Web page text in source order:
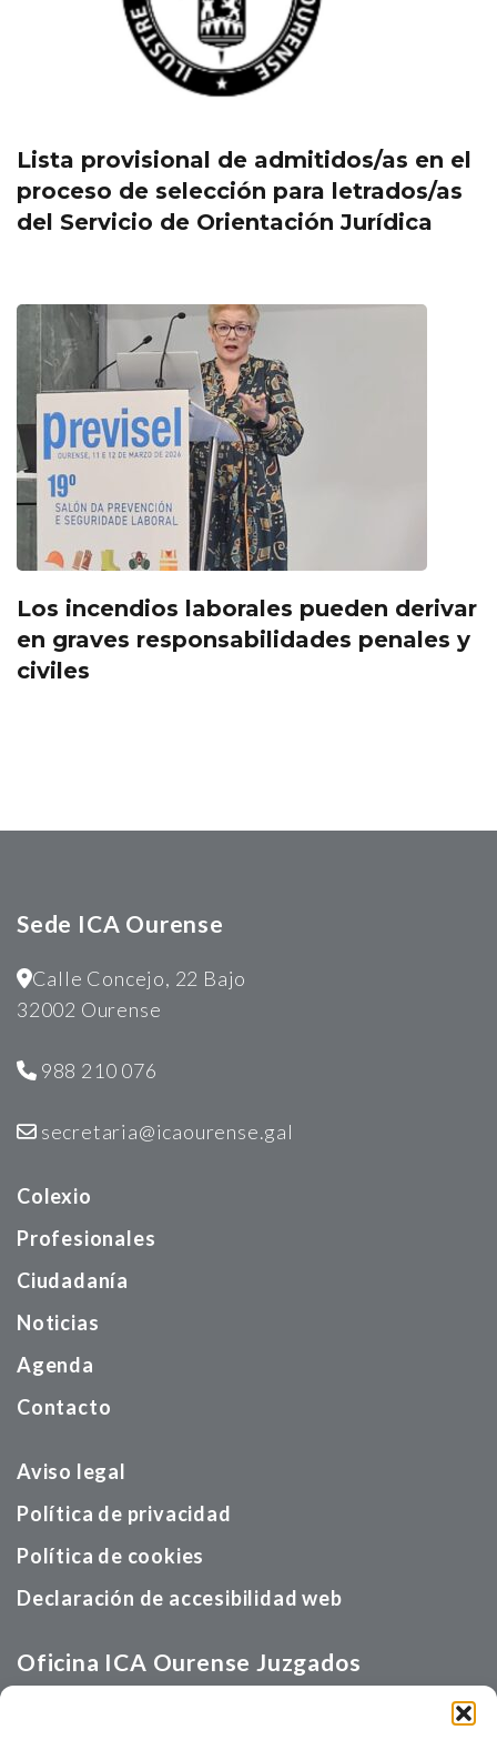
Lista provisional de admitidos/as en el
proceso de selección para letrados/as
del Servicio de Orientación Jurídica
Los incendios laborales pueden derivar
en graves responsabilidades penales y
civiles
Sede ICA Ourense
Calle Concejo, 22 Bajo
32002 Ourense
988 210 076
secretaria@icaourense.gal
Colexio
Profesionales
Ciudadanía
Noticias
Agenda
Contacto
Aviso legal
Política de privacidad
Política de cookies
Declaración de accesibilidad web
Oficina ICA Ourense Juzgados